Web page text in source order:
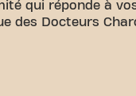
qui réponde à
des Docteurs
disposer d'un